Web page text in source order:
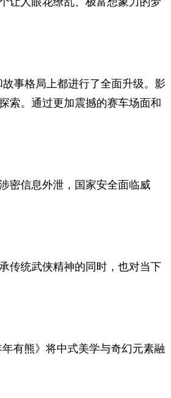
事格局上都进行了全面升级。影
索。通过更加震撼的赛车场面和
信息外泄，国家安全面临威
统武侠精神的同时，也对当下
有熊》将中式美学与奇幻元素融